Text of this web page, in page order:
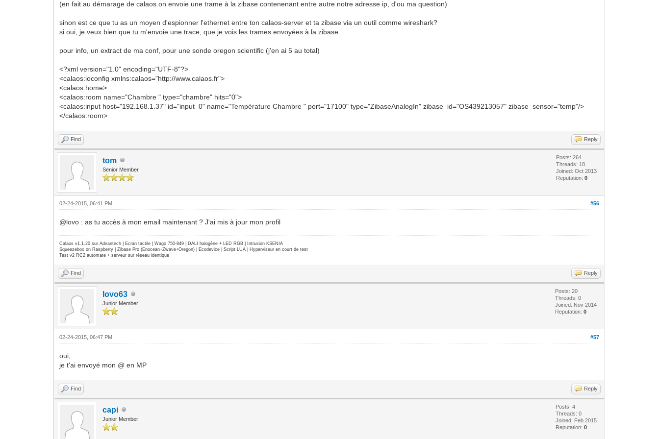
Feb 20 14:37:20 nuc calaos_server[503]: INF<503>:calaos_server CalaosConfig.cpp:264 void Calaos::Config::SaveConfigRule()() Done.
clock... DONE
Feb 20 14:37:20 nuc calaos_server[503]: INF<503>:calaos_input IO/InputAnalog.cpp:97 void Calaos::InputAnalog::emitChange()() input_1:
(en fait au démarage de calaos on envoie une trame à la zibase contenenant entre autre notre adresse ip, d'ou ma question)
sinon est ce que tu as un moyen d'espionner l'ethernet entre ton calaos-server et ta zibase via un outil comme wireshark?
si oui, je veux bien que tu m'envoie une trace, que je vois les trames envoyées à la zibase.
pour info, un extract de ma conf, pour une sonde oregon scientific (j'en ai 5 au total)
<?xml version="1.0" encoding="UTF-8"?>
<calaos:ioconfig xmlns:calaos="http://www.calaos.fr">
<calaos:home>
<calaos:room name="Chambre " type="chambre" hits="0">
<calaos:input host="192.168.1.37" id="input_0" name="Température Chambre " port="17100" type="ZibaseAnalogIn" zibase_id="OS439213057" zibase_sensor="temp"/>
</calaos:room>
Find Reply
tom
Senior Member
Posts: 264
Threads: 18
Joined: Oct 2013
Reputation:0
#56
02-24-2015, 06:41 PM
@lovo : as tu accès à mon email maintenant ? J'ai mis à jour mon profil
Calaos v1.1.20 sur Advantech | Ecran tactile | Wago 750-849 | DALI halogène + LED RGB | Intrusion KSENIA
Squeezebox on Raspberry | Zibase Pro (Enocean+Zwave+Oregon) | Ecodevice | Script LUA | Hyperviseur en court de test
Test v2 RC2 automate + serveur sur réseau identique
Find Reply
lovo63
Junior Member
Posts: 20
Threads: 0
Joined: Nov 2014
Reputation:0
#57
02-24-2015, 06:47 PM
oui,
je t'ai envoyé mon @ en MP
Find Reply
capi
Junior Member
Posts: 4
Threads: 0
Joined: Feb 2015
Reputation:0